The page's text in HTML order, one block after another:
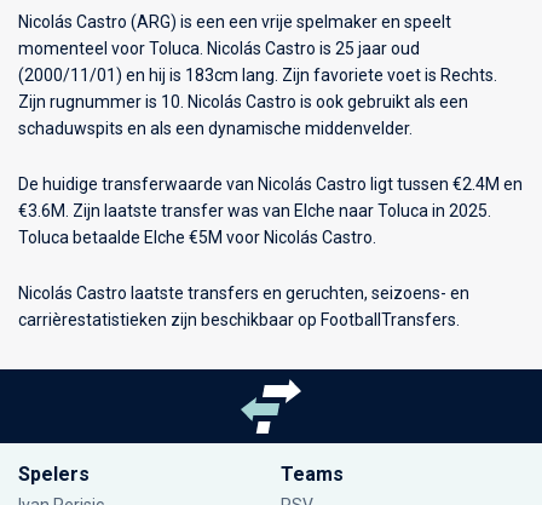
Nicolás Castro (ARG) is een een vrije spelmaker en speelt
momenteel voorToluca . Nicolás Castro is 25 jaar oud
(2000/11/01) en hij is 183cm lang. Zijn favoriete voet is Rechts.
Zijn rugnummer is 10. Nicolás Castro is ook gebruikt als een
schaduwspits en als een dynamische middenvelder.
De huidige transferwaarde van Nicolás Castro ligt tussen €2.4M en
€3.6M. Zijn laatste transfer was van Elche naar Toluca in 2025.
Toluca betaalde Elche €5M voor Nicolás Castro.
Nicolás Castro laatste transfers en geruchten, seizoens- en
carrièrestatistieken zijn beschikbaar op FootballTransfers.
Spelers Teams